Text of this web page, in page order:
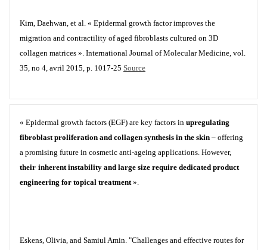
Kim, Daehwan, et al. « Epidermal growth factor improves the
migration and contractility of aged fibroblasts cultured on 3D
collagen matrices ». International Journal of Molecular Medicine, vol.
35, no 4, avril 2015, p. 1017‑25 Source
« Epidermal growth factors (EGF) are key factors in upregulating
fibroblast proliferation and collagen synthesis in the skin – offering
a promising future in cosmetic anti-ageing applications. However,
their inherent instability and large size require dedicated product
engineering for topical treatment».
Eskens, Olivia, and Samiul Amin. "Challenges and effective routes for